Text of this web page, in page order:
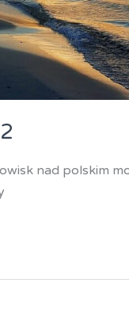
nad polskim